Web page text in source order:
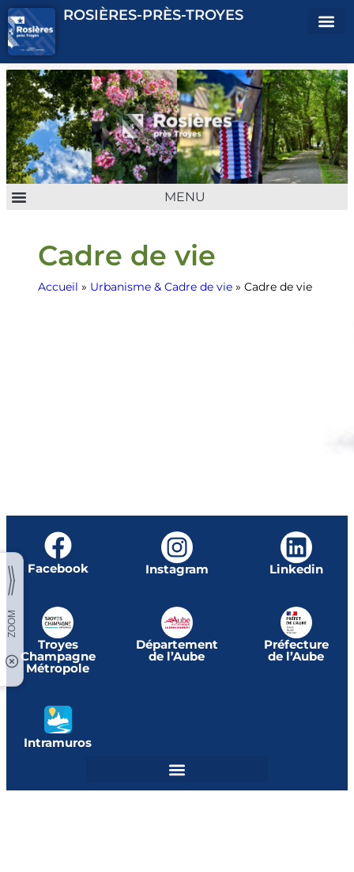
ROSIÈRES-PRÈS-TROYES
Cadre de vie
Accueil » Urbanisme & Cadre de vie » Cadre de vie
Facebook Instagram Linkedin
Troyes
Champagne
Métropole
Département
de l’Aube
Préfecture
de l’Aube
Intramuros